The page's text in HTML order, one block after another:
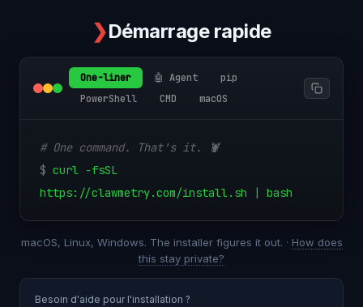
❯Démarrage rapide
One-liner 🤖 Agent
pip
PowerShell
CMD macOS
# One command. That's it. 🦞
$ curl -fsSL
https://clawmetry.com/install.sh | bash
macOS, Linux, Windows. The installer figures it out. · How does
this stay private?
Besoin d'aide pour l'installation ?